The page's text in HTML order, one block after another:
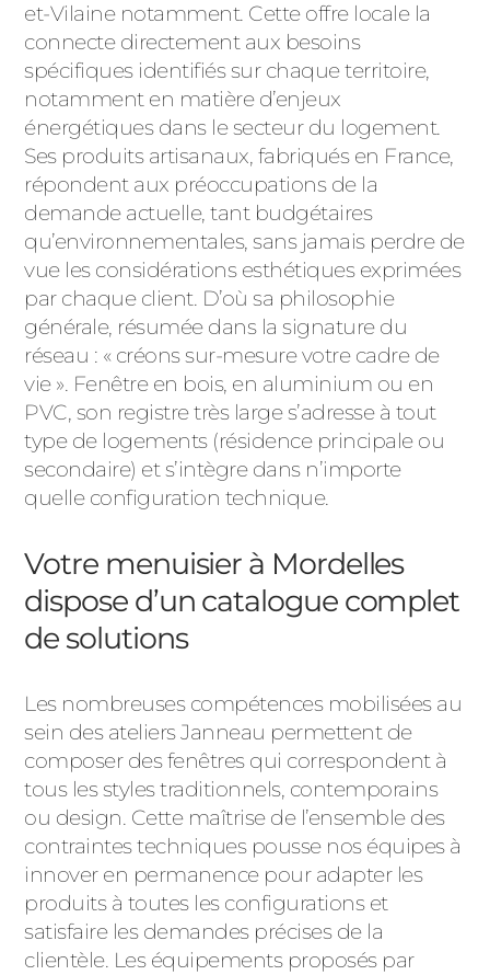
et-Vilaine notamment. Cette offre locale la
connecte directement aux besoins
spécifiques identifiés sur chaque territoire,
notamment en matière d’enjeux
énergétiques dans le secteur du logement.
Ses produits artisanaux, fabriqués en France,
répondent aux préoccupations de la
demande actuelle, tant budgétaires
qu’environnementales, sans jamais perdre de
vue les considérations esthétiques exprimées
par chaque client. D’où sa philosophie
générale, résumée dans la signature du
réseau : « créons sur-mesure votre cadre de
vie ». Fenêtre en bois, en aluminium ou en
PVC, son registre très large s’adresse à tout
type de logements (résidence principale ou
secondaire) et s’intègre dans n’importe
quelle configuration technique.
Votre menuisier à Mordelles
dispose d’un catalogue complet
de solutions
Les nombreuses compétences mobilisées au
sein des ateliers Janneau permettent de
composer des fenêtres qui correspondent à
tous les styles traditionnels, contemporains
ou design. Cette maîtrise de l’ensemble des
contraintes techniques pousse nos équipes à
innover en permanence pour adapter les
produits à toutes les configurations et
satisfaire les demandes précises de la
clientèle. Les équipements proposés par
ACIER